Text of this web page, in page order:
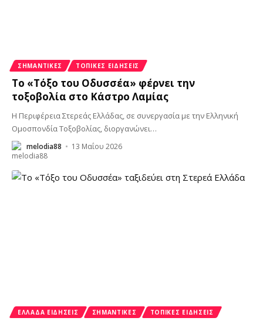
ΣΗΜΑΝΤΙΚΈΣ ΤΟΠΙΚΈΣ ΕΙΔΉΣΕΙΣ
Το «Τόξο του Οδυσσέα» φέρνει την
τοξοβολία στο Κάστρο Λαμίας
Η Περιφέρεια Στερεάς Ελλάδας, σε συνεργασία με την Ελληνική
Ομοσπονδία Τοξοβολίας, διοργανώνει…
melodia88 13 Μαΐου 2026
ΕΛΛΆΔΑ ΕΙΔΉΣΕΙΣ ΣΗΜΑΝΤΙΚΈΣ ΤΟΠΙΚΈΣ ΕΙΔΉΣΕΙΣ